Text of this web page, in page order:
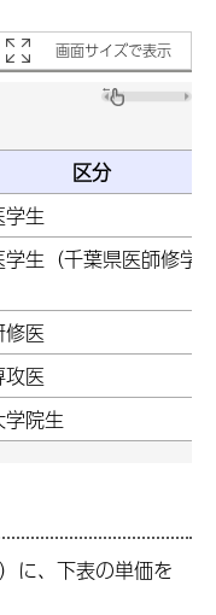
画面サイズで表示
区分
生
生（千葉県医師修学
医
医
院生
に、下表の単価を